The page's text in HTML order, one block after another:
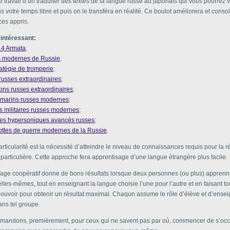
votre temps libre et puis on le transféra en réalité. Ce boulot améliorera et
appris.
intéressant:
Armata;
modernes de Russie;
de tromperie;
extraordinaires;
russes extraordinaires;
russes modernes;
militaires russes modernes;
hypersoniques avancés russes;
de guerre modernes de la Russie.
est la nécessité d’atteindre le niveau de connaissances requis pour la
particulière. Cette approche fera apprentisage d’une langue étrangère plus facile.
coopératif donne de bons résultats lorsque deux personnes (ou plus)
mêmes, tout en enseignant la langue choisie l’une pour l’autre et en faisant
pour obtenir un résultat maximal. Chaqun assume le rôle d’élève et
tel groupe.
premièrement, pour ceux qui ne savent pas par où, commencer de